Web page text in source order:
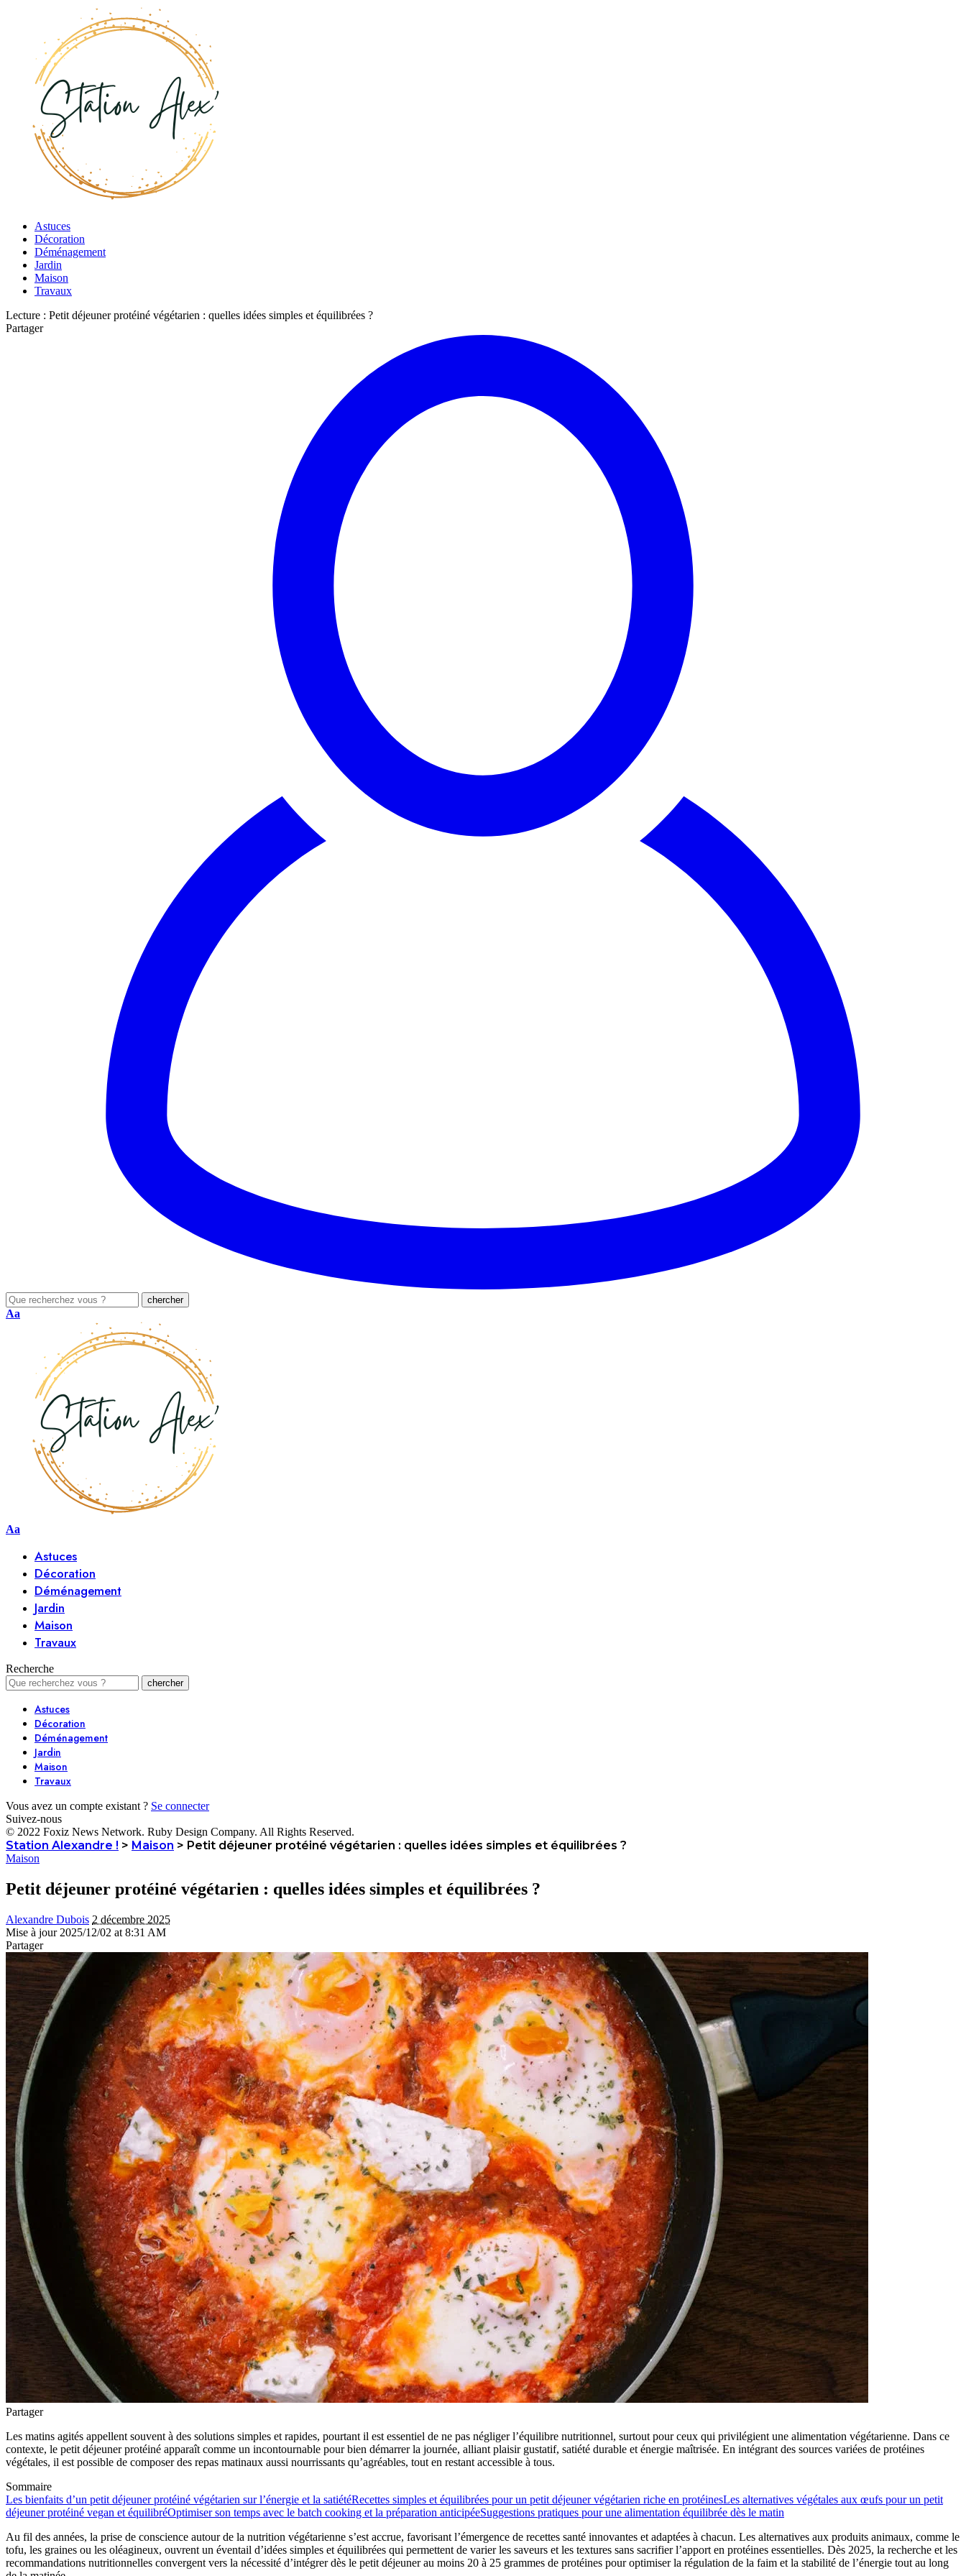
Astuces
Décoration
Déménagement
Jardin
Maison
Travaux
Lecture : Petit déjeuner protéiné végétarien : quelles idées simples et équilibrées ?
Partager
Aa
Aa
Astuces
Décoration
Déménagement
Jardin
Maison
Travaux
Recherche
Astuces
Décoration
Déménagement
Jardin
Maison
Travaux
Vous avez un compte existant ? Se connecter
Suivez-nous
© 2022 Foxiz News Network. Ruby Design Company. All Rights Reserved.
Station Alexandre ! > Maison > Petit déjeuner protéiné végétarien : quelles idées simples et équilibrées ?
Maison
Petit déjeuner protéiné végétarien : quelles idées simples et équilibrées ?
Alexandre Dubois 2 décembre 2025
Mise à jour 2025/12/02 at 8:31 AM
Partager
Partager
Les matins agités appellent souvent à des solutions simples et rapides, pourtant il est essentiel de ne pas négliger l’équilibre nutritionnel, surtout pour ceux qui privilégient une alimentation végétarienne. Dans ce
contexte, le petit déjeuner protéiné apparaît comme un incontournable pour bien démarrer la journée, alliant plaisir gustatif, satiété durable et énergie maîtrisée. En intégrant des sources variées de protéines
végétales, il est possible de composer des repas matinaux aussi nourrissants qu’agréables, tout en restant accessible à tous.
Sommaire
Les bienfaits d’un petit déjeuner protéiné végétarien sur l’énergie et la satiétéRecettes simples et équilibrées pour un petit déjeuner végétarien riche en protéinesLes alternatives végétales aux œufs pour un petit
déjeuner protéiné vegan et équilibréOptimiser son temps avec le batch cooking et la préparation anticipéeSuggestions pratiques pour une alimentation équilibrée dès le matin
Au fil des années, la prise de conscience autour de la nutrition végétarienne s’est accrue, favorisant l’émergence de recettes santé innovantes et adaptées à chacun. Les alternatives aux produits animaux, comme le
tofu, les graines ou les oléagineux, ouvrent un éventail d’idées simples et équilibrées qui permettent de varier les saveurs et les textures sans sacrifier l’apport en protéines essentielles. Dès 2025, la recherche et les
recommandations nutritionnelles convergent vers la nécessité d’intégrer dès le petit déjeuner au moins 20 à 25 grammes de protéines pour optimiser la régulation de la faim et la stabilité de l’énergie tout au long